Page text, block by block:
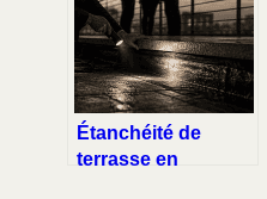
Étanchéité de
terrasse en